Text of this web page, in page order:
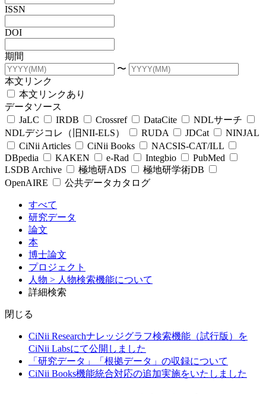
ISSN
DOI
期間
〜
本文リンク
本文リンクあり
データソース
JaLC
IRDB Crossref DataCite
NDLサーチ
NDLデジコレ（旧NII-ELS）
RUDA JDCat
NINJAL
CiNii Articles
CiNii Books
NACSIS-CAT/ILL
DBpedia
KAKEN e-Rad Integbio
PubMed
LSDB Archive
極地研ADS
極地研学術DB
OpenAIRE
公共データカタログ
すべて
研究データ
論文
本
博士論文
プロジェクト
人物 > 人物検索機能について
詳細検索
閉じる
CiNii Researchナレッジグラフ検索機能（試行版）を
CiNii Labsにて公開しました
「研究データ」「根拠データ」の収録について
CiNii Books機能統合対応の追加実施をいたしました